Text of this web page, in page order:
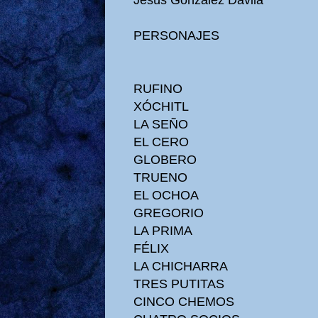
PERSONAJES
RUFINO
XÓCHITL
LA SEÑO
EL CERO
GLOBERO
TRUENO
EL OCHOA
GREGORIO
LA PRIMA
FÉLIX
LA CHICHARRA
TRES PUTITAS
CINCO CHEMOS